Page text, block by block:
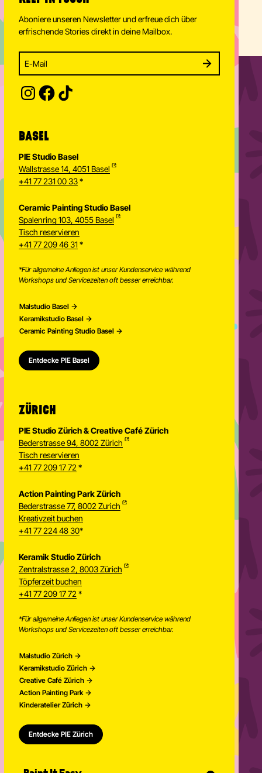
Aboniere unseren Newsletter und erfreue dich über
erfrischende Stories direkt in deine Mailbox.
Newsletter
Subscribe to our newsletter and stay updated.
Enter your email address to subscribe
SUBSCRIBE
BASEL
PIE Studio Basel
Wallstrasse 14, 4051 Basel
+41 77 231 00 33*
Ceramic Painting Studio Basel
Spalenring 103, 4055 Basel
Tisch reservieren
+41 77 209 46 31 *
*Für allgemeine Anliegen ist unser Kundenservice während
Workshops und Servicezeiten oft besser erreichbar.
Malstudio Basel
Keramikstudio Basel
Ceramic Painting Studio Basel
Entdecke PIE Basel
ZÜRICH
PIE Studio Zürich & Creative Café Zürich
Bederstrasse 94, 8002 Zürich
Tisch reservieren
+41 77 209 17 72 *
Action Painting Park Zürich
Bederstrasse 77, 8002 Zurich
Kreativzeit buchen
+41 77 224 48 30*
Keramik Studio Zürich
Zentralstrasse 2, 8003 Zürich
Töpferzeit buchen
+41 77 209 17 72 *
*Für allgemeine Anliegen ist unser Kundenservice während
Workshops und Servicezeiten oft besser erreichbar.
Malstudio Zürich
Keramikstudio Zürich
Creative Café Zürich
Action Painting Park
Kinderatelier Zürich
Entdecke PIE Zürich